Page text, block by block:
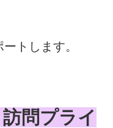
トします。
問プライ